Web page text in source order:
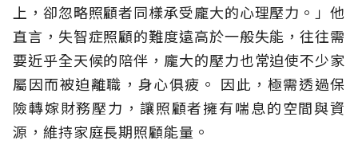
上，卻忽略照顧者同樣承受龐大的心理壓力。」他
直言，失智症照顧的難度遠高於一般失能，往往需
要近乎全天候的陪伴，龐大的壓力也常迫使不少家
屬因而被迫離職，身心俱疲。 因此，極需透過保
險轉嫁財務壓力，讓照顧者擁有喘息的空間與資
源，維持家庭長期照顧能量。